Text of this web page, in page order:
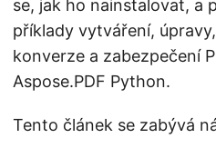
se, jak ho nainstalovat, a
příklady vytváření,
konverze a zabezpečení
Aspose.PDF Python.
Tento článek se zabývá